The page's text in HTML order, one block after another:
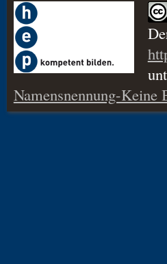
Namensnennung-Keine